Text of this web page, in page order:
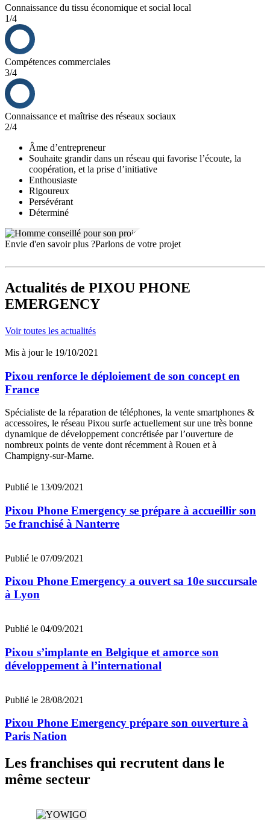
Connaissance du tissu économique et social local
1/4
Compétences commerciales
3/4
Connaissance et maîtrise des réseaux sociaux
2/4
Âme d’entrepreneur
Souhaite grandir dans un réseau qui favorise l’écoute, la
coopération, et la prise d’initiative
Enthousiaste
Rigoureux
Persévérant
Déterminé
Envie d'en savoir plus ?Parlons de votre projet
Actualités de PIXOU PHONE
EMERGENCY
Voir toutes les actualités
Mis à jour le 19/10/2021
Pixou renforce le déploiement de son concept en
France
Spécialiste de la réparation de téléphones, la vente smartphones &
accessoires, le réseau Pixou surfe actuellement sur une très bonne
dynamique de développement concrétisée par l’ouverture de
nombreux points de vente dont récemment à Rouen et à
Champigny-sur-Marne.
Publié le 13/09/2021
Pixou Phone Emergency se prépare à accueillir son
5e franchisé à Nanterre
Publié le 07/09/2021
Pixou Phone Emergency a ouvert sa 10e succursale
à Lyon
Publié le 04/09/2021
Pixou s’implante en Belgique et amorce son
développement à l’international
Publié le 28/08/2021
Pixou Phone Emergency prépare son ouverture à
Paris Nation
Les franchises qui recrutent dans le
même secteur